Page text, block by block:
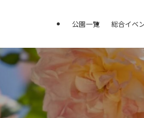
公園一覧 総合イベ